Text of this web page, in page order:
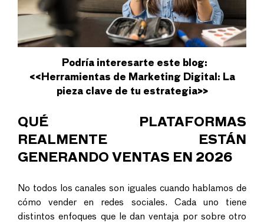
Podría interesarte este blog:
<<Herramientas de Marketing Digital: La
pieza clave de tu estrategia>>
QUÉ PLATAFORMAS
REALMENTE ESTÁN
GENERANDO VENTAS EN 2026
No todos los canales son iguales cuando hablamos de
cómo vender en redes sociales. Cada uno tiene
distintos enfoques que le dan ventaja por sobre otro